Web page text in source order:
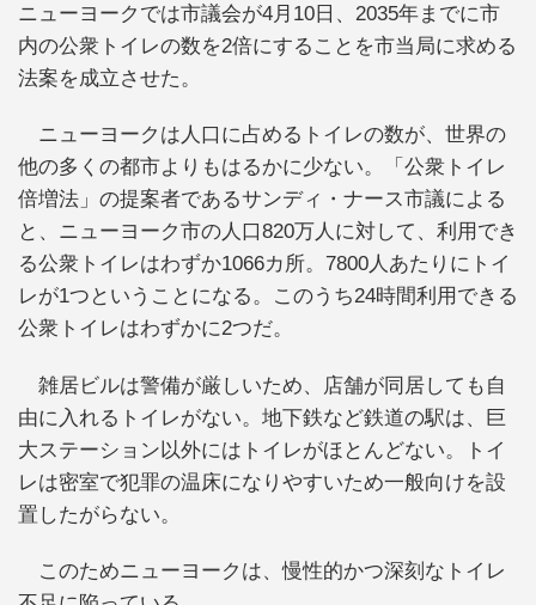
ニューヨークでは市議会が4月10日、2035年までに市
内の公衆トイレの数を2倍にすることを市当局に求める
法案を成立させた。
ニューヨークは人口に占めるトイレの数が、世界の
他の多くの都市よりもはるかに少ない。「公衆トイレ
倍増法」の提案者であるサンディ・ナース市議による
と、ニューヨーク市の人口820万人に対して、利用でき
る公衆トイレはわずか1066カ所。7800人あたりにトイ
レが1つということになる。このうち24時間利用できる
公衆トイレはわずかに2つだ。
雑居ビルは警備が厳しいため、店舗が同居しても自
由に入れるトイレがない。地下鉄など鉄道の駅は、巨
大ステーション以外にはトイレがほとんどない。トイ
レは密室で犯罪の温床になりやすいため一般向けを設
置したがらない。
このためニューヨークは、慢性的かつ深刻なトイレ